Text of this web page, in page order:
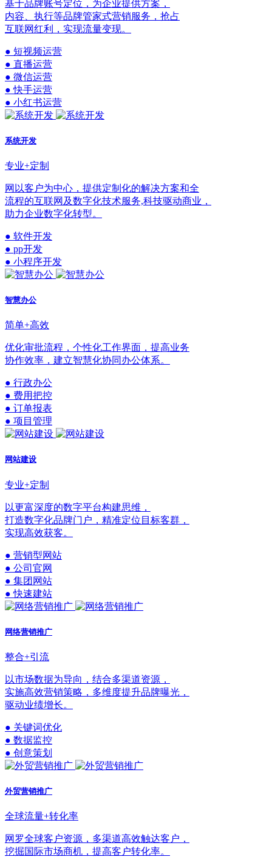
基于品牌账号定位，为企业提供方案，
内容、执行等品牌管家式营销服务，抢占
互联网红利，实现流量变现。
● 短视频运营
● 直播运营
● 微信运营
● 快手运营
● 小红书运营
系统开发
专业+定制
网以客户为中心，提供定制化的解决方案和全
流程的互联网及数字化技术服务,科技驱动商业，
助力企业数字化转型。
● 软件开发
● pp开发
● 小程序开发
智慧办公
简单+高效
优化审批流程，个性化工作界面，提高业务
协作效率，建立智慧化协同办公体系。
● 行政办公
● 费用把控
● 订单报表
● 项目管理
网站建设
专业+定制
以更富深度的数字平台构建思维，
打造数字化品牌门户，精准定位目标客群，
实现高效获客。
● 营销型网站
● 公司官网
● 集团网站
● 快速建站
网络营销推广
整合+引流
以市场数据为导向，结合多渠道资源，
实施高效营销策略，多维度提升品牌曝光，
驱动业绩增长。
● 关键词优化
● 数据监控
● 创意策划
外贸营销推广
全球流量+转化率
网罗全球客户资源，多渠道高效触达客户，
挖掘国际市场商机，提高客户转化率。